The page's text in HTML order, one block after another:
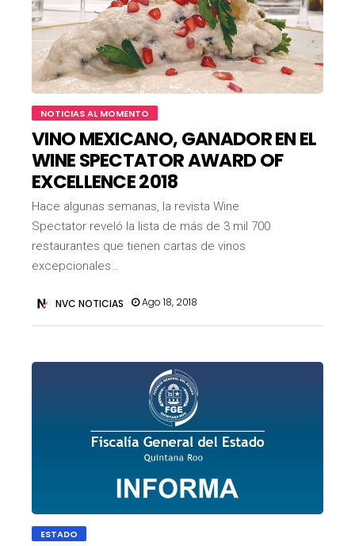
NOTICIAS AL MOMENTO
VINO MEXICANO, GANADOR EN EL
WINE SPECTATOR AWARD OF
EXCELLENCE 2018
Hace algunas semanas, la revista Wine
Spectator reveló la lista de más de 3 mil 700
restaurantes que tienen cartas de vinos
excepcionales…
NVC NOTICIAS Ago 18, 2018
ESTADO